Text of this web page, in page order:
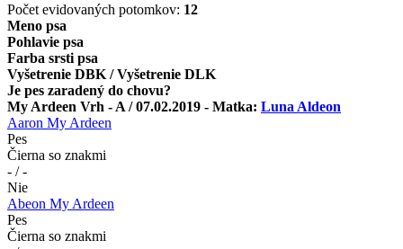
Počet evidovaných potomkov: 12
Meno psa
Pohlavie psa
Farba srsti psa
Vyšetrenie DBK / Vyšetrenie DLK
Je pes zaradený do chovu?
My Ardeen Vrh - A / 07.02.2019 - Matka: Luna Aldeon
Aaron My Ardeen
Pes
Čierna so znakmi
- / -
Nie
Abeon My Ardeen
Pes
Čierna so znakmi